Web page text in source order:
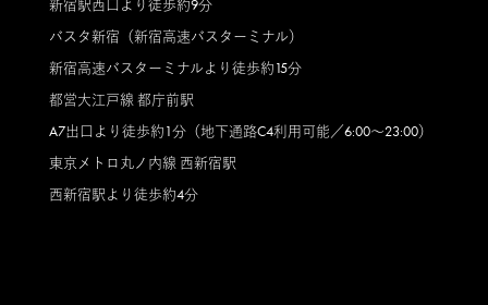
新宿駅西口より徒歩約9分
バスタ新宿（新宿高速バスターミナル）
新宿高速バスターミナルより徒歩約15分
都営大江戸線 都庁前駅
A7出口より徒歩約1分（地下通路C4利用可能／6:00～23:00）
東京メトロ丸ノ内線 西新宿駅
西新宿駅より徒歩約4分